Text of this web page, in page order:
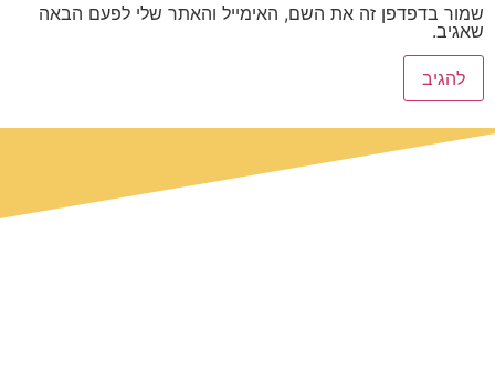
שמור בדפדפן זה את השם, האימייל והאתר שלי לפעם הבאה
שאגיב.